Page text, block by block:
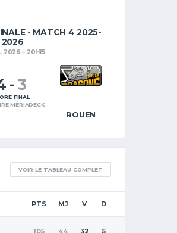
- MATCH 4 2025-
2026
2026 20H15
ROUEN
-3
FINAL
MÉRIADECK
VOIR LE TABLEAU COMPLET
PTS MJ V D